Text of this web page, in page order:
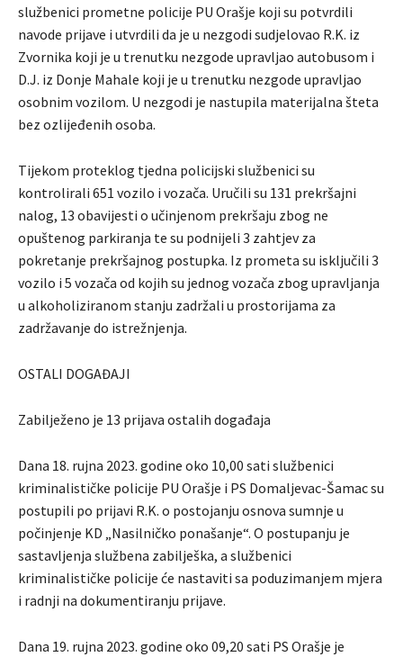
službenici prometne policije PU Orašje koji su potvrdili
navode prijave i utvrdili da je u nezgodi sudjelovao R.K. iz
Zvornika koji je u trenutku nezgode upravljao autobusom i
D.J. iz Donje Mahale koji je u trenutku nezgode upravljao
osobnim vozilom. U nezgodi je nastupila materijalna šteta
bez ozlijeđenih osoba.
Tijekom proteklog tjedna policijski službenici su
kontrolirali 651 vozilo i vozača. Uručili su 131 prekršajni
nalog, 13 obavijesti o učinjenom prekršaju zbog ne
opuštenog parkiranja te su podnijeli 3 zahtjev za
pokretanje prekršajnog postupka. Iz prometa su isključili 3
vozilo i 5 vozača od kojih su jednog vozača zbog upravljanja
u alkoholiziranom stanju zadržali u prostorijama za
zadržavanje do istrežnjenja.
OSTALI DOGAĐAJI
Zabilježeno je 13 prijava ostalih događaja
Dana 18. rujna 2023. godine oko 10,00 sati službenici
kriminalističke policije PU Orašje i PS Domaljevac-Šamac su
postupili po prijavi R.K. o postojanju osnova sumnje u
počinjenje KD „Nasilničko ponašanje“. O postupanju je
sastavljenja službena zabilješka, a službenici
kriminalističke policije će nastaviti sa poduzimanjem mjera
i radnji na dokumentiranju prijave.
Dana 19. rujna 2023. godine oko 09,20 sati PS Orašje je